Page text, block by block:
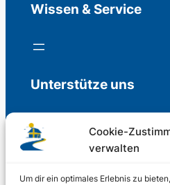
Cookie-
verwalten
Um dir ein optimales Erlebnis zu
Wissen & Service
Unterstütze uns
Freiwillige Spenden für